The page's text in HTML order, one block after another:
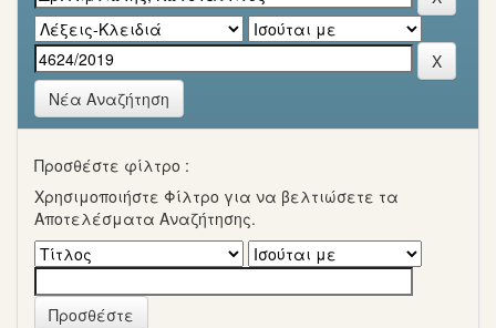
Νέα Αναζήτηση
Προσθέστε φίλτρο :
Χρησιμοποιήστε Φίλτρο για να βελτιώσετε τα
Αποτελέσματα Αναζήτησης.